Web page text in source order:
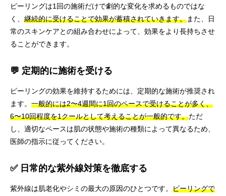
ピーリングは1回の施術だけで劇的な変化を求めるものではな
く、 継続的に受けることで効果が蓄積されていきます。また、日
常のスキンケアとの組み合わせによって、効果をより長持ちさせ
ることができます。
💬 定期的に施術を受ける
ピーリングの効果を維持するためには、定期的な施術が推奨され
ます。 一般的には2〜4週間に1回のペースで受けることが多く、
6〜10回程度を1クールとして考えることが一般的です。ただ
し、適切なペースは肌の状態や施術の種類によって異なるため、
医師の指示に従ってください。
✅ 日常的な紫外線対策を徹底する
紫外線は肌老化やシミの最大の原因のひとつです。 ピーリングで